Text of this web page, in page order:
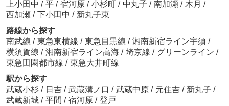
上小田中 / 平 / 宿河原 / 小杉町 / 中丸子 / 南加瀬 / 木月 /
西加瀬 / 下小田中 / 新丸子東
路線から探す
南武線 / 東急東横線 / 東急目黒線 / 湘南新宿ライン宇須 /
横須賀線 / 湘南新宿ライン高海 / 埼京線 / グリーンライン /
東急田園都市線 / 東急大井町線
駅から探す
武蔵小杉 / 日吉 / 武蔵溝ノ口 / 武蔵中原 / 元住吉 / 新丸子 /
武蔵新城 / 平間 / 宿河原 / 登戸